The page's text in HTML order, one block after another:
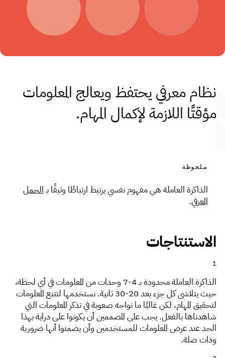
نظام معرفي يحتفظ ويعالج المعلومات
مؤقتًا اللازمة لإكمال المهام.
الذاكرة العاملة هي مفهوم نفسي يرتبط ارتباطًا وثيقًا بـالحمل
المعرفي.
الاستنتاجات
الذاكرة العاملة محدودة بـ 4-7 وحدات من المعلومات في أي لحظة،
حيث يتلاشى كل جزء بعد 20-30 ثانية. نستخدمها لتتبع المعلومات
لتحقيق المهام، لكن غالبًا ما نواجه صعوبة في تذكر المعلومات التي
شاهدناها بالفعل. يجب على المصممين أن يكونوا على دراية بهذا
الحد عند عرض المعلومات للمستخدمين وأن يضمنوا أنها ضرورية
وذات صلة.